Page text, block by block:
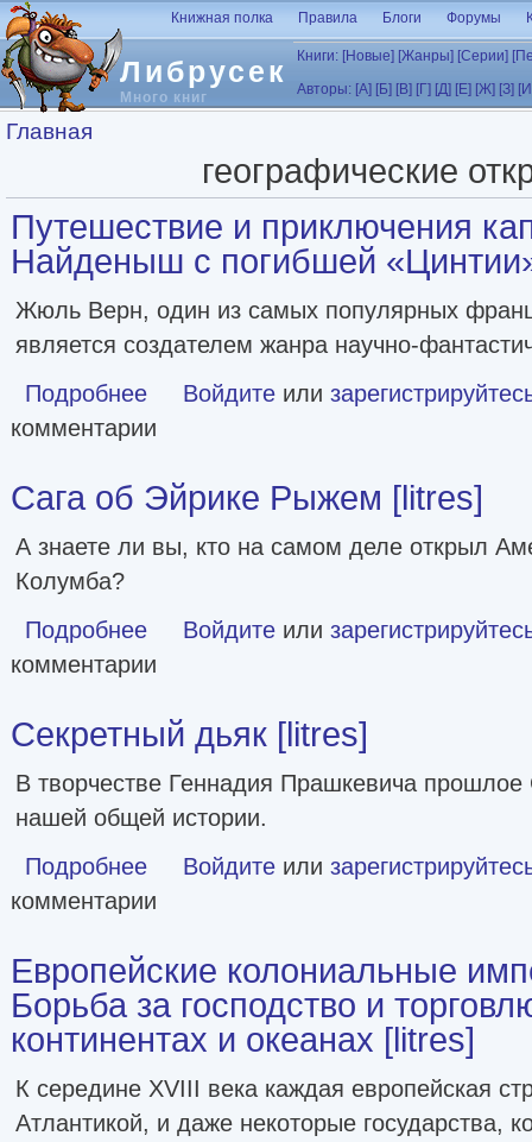
Перейти к основному содержанию
Либрусек
Много книг
Книжная полка Правила Блоги Форумы
Книги: [Новые] [Жанры] [Серии]
Авторы: [А] [Б] [В] [Г] [Д] [Е] [Ж] [З]
Вы здесь
Главная
географические
Путешествие и приключения
Найденыш с погибшей
Жюль Верн, один из самых популярных
является создателем жанра научно-
Подробнее о Путешествие и приключения капитана Гаттераса.
Войдите или
комментарии
Сага об Эйрике Рыжем [litres]
А знаете ли вы, кто на самом деле открыл
Колумба?
Подробнее о Сага об Эйрике Рыжем [litres]
Войдите или
комментарии
Секретный дьяк [litres]
В творчестве Геннадия Прашкевича прошлое
нашей общей истории.
Подробнее о Секретный дьяк [litres]
Войдите или
комментарии
Европейские колониальные
Борьба за господство и
континентах и океанах [litres]
К середине XVIII века каждая европейская
Атлантикой, и даже некоторые государства,